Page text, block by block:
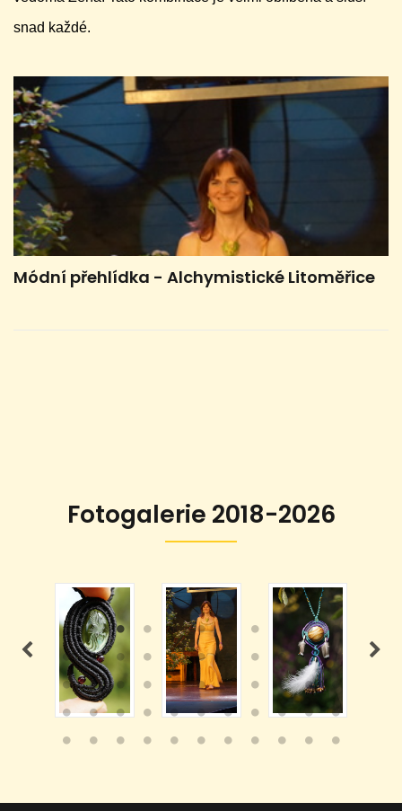
snad každé.
Módní přehlídka - Alchymistické Litoměřice
Fotogalerie 2018-2026